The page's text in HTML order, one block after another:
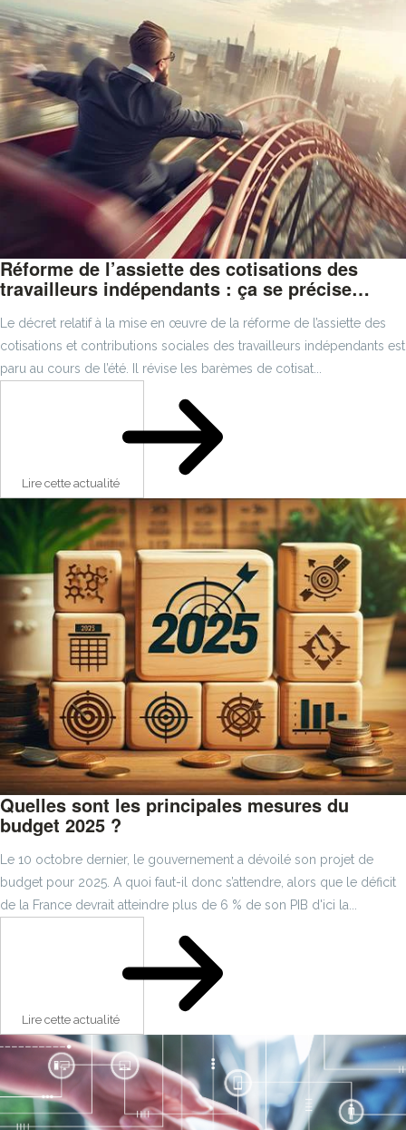
Réforme de l’assiette des cotisations des
travailleurs indépendants : ça se précise…
Le décret relatif à la mise en œuvre de la réforme de l’assiette des
cotisations et contributions sociales des travailleurs indépendants est
paru au cours de l’été. Il révise les barèmes de cotisat...
Lire cette actualité
Quelles sont les principales mesures du
budget 2025 ?
Le 10 octobre dernier, le gouvernement a dévoilé son projet de
budget pour 2025. A quoi faut-il donc s’attendre, alors que le déficit
de la France devrait atteindre plus de 6 % de son PIB d'ici la...
Lire cette actualité